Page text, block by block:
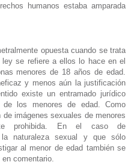
humanos estaba amparada
opuesta cuando se trata
se refiere a ellos lo hace en el
menores de 18 años de edad.
y menos aún la justificación
existe un entramado jurídico
los menores de edad. Como
imágenes sexuales de menores
prohibida. En el caso de
la naturaleza sexual y que sólo
al menor de edad también se
comentario.